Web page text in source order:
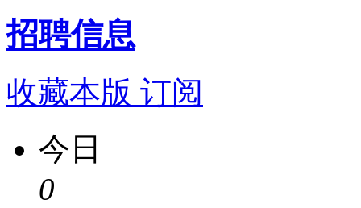
招聘信息
收藏本版 订阅
今日
0